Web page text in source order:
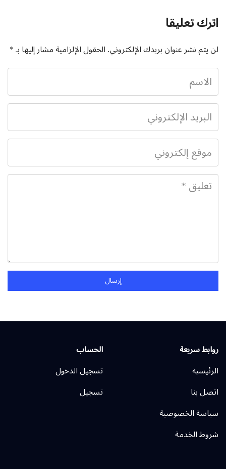
اترك تعليقا
لن يتم نشر عنوان بريدك الإلكتروني.الحقول الإلزامية مشار إليها بـ*
إرسال
روابط سريعة
الرئيسية
اتصل بنا
سياسة الخصوصية
شروط الخدمة
الحساب
تسجيل الدخول
تسجيل